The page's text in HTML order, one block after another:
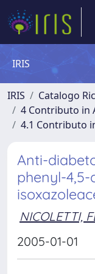
IRIS
IRIS
Catalogo
4 Contributo in
4.1 Contributo
Anti-
phenyl-
NICOLETTI,
2005-01-01